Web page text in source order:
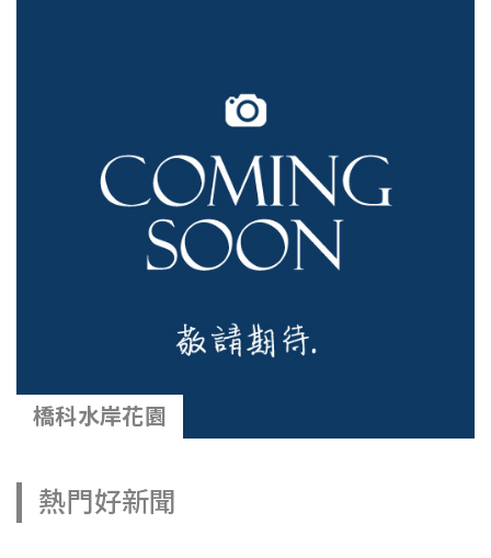
橋科水岸花園
熱門好新聞